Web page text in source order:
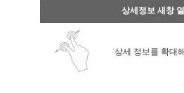
상세정보 새창
상세 정보를 확대